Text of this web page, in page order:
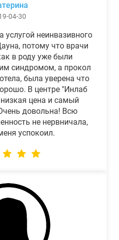
04-30
неинвазивного
потому что врачи
в роду уже были
синдромом, а прокол
была уверена что
В центре "Инлаб
цена и самый
довольна! Всю
не нервничала,
успокоил.